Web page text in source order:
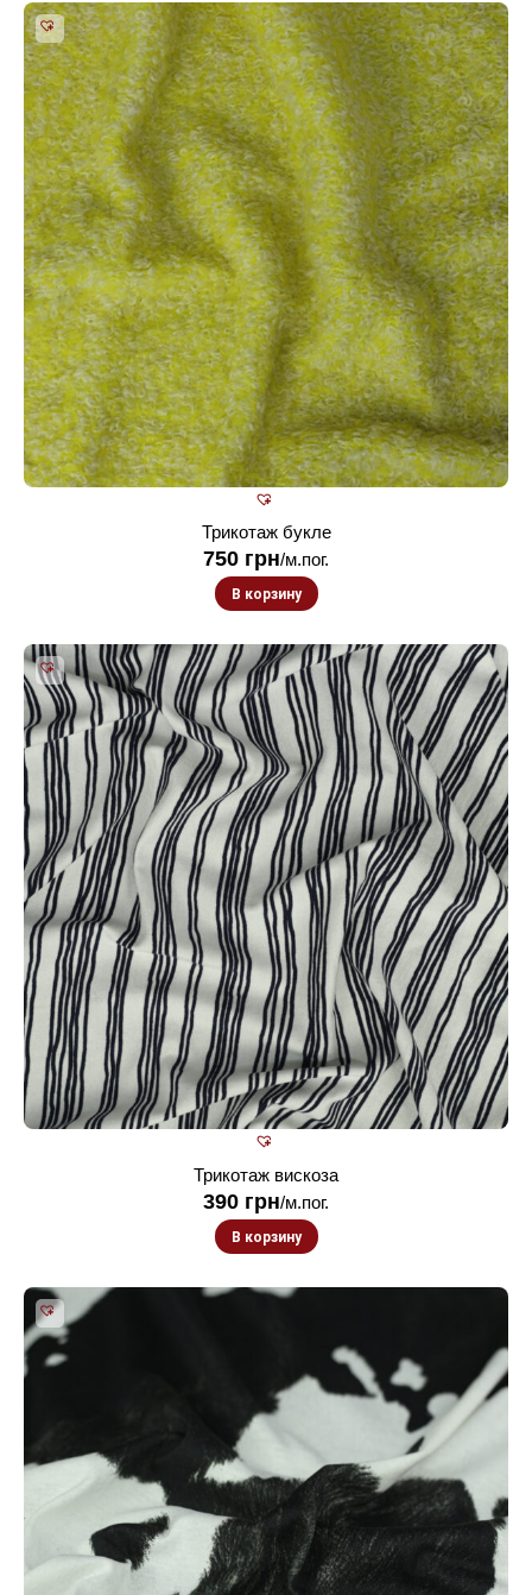
Трикотаж букле
750 грн/м.пог.
В корзину
Трикотаж вискоза
390 грн/м.пог.
В корзину